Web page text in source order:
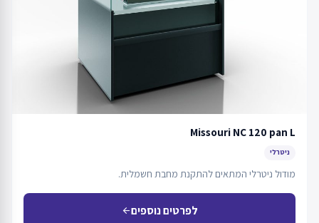
Missouri NC 120 pan L
ניטרלי
מודול ניטרלי המתאים להתקנת מחבת חשמלית.
לפרטים נוספיםarrow_back